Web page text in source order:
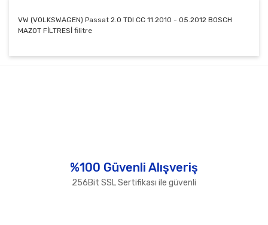
VW (VOLKSWAGEN) Passat 2.0 TDI CC 11.2010 - 05.2012 BOSCH
MAZOT FİLTRESİ filitre
Ürün fiyatı diğer sitelerden daha pahalı.
%100 Güvenli Alışveriş
256Bit SSL Sertifikası ile güvenli